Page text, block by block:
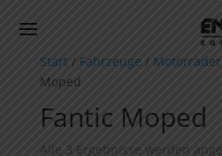
Start/ Fahrzeuge / Motorräder
Moped
Fantic Moped
Alle 3 Ergebnisse werden